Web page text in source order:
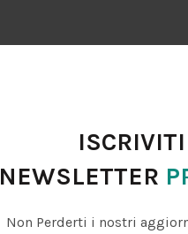
NEWSLETTER
Non Perderti i nostri
più valide alternative
acquistano un tratto
alternativa ai parquet in